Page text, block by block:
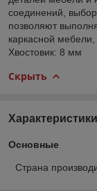
соединений,
позволяют
каркасной
Хвостовик: 8 мм
Скрыть
Характеристики
Основные
Страна